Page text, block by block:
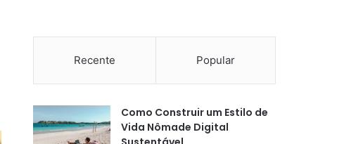
Recente Popular
Como Construir um Estilo de
Vida Nômade Digital